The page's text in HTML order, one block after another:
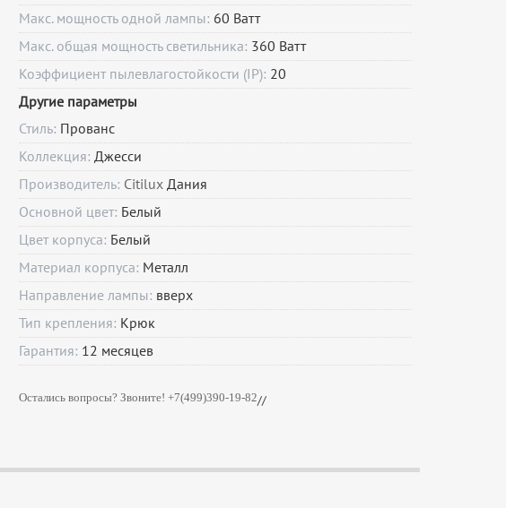
Макс. мощность одной лампы: 60 Ватт
Макс. общая мощность светильника: 360 Ватт
Коэффициент пылевлагостойкости (IP): 20
Другие параметры
Стиль: Прованс
Коллекция: Джесси
Производитель: CitiluxДания
Основной цвет: Белый
Цвет корпуса: Белый
Материал корпуса: Металл
Направление лампы: вверх
Тип крепления: Крюк
Гарантия: 12 месяцев
Остались вопросы? Звоните! +7(499)390-19-82//